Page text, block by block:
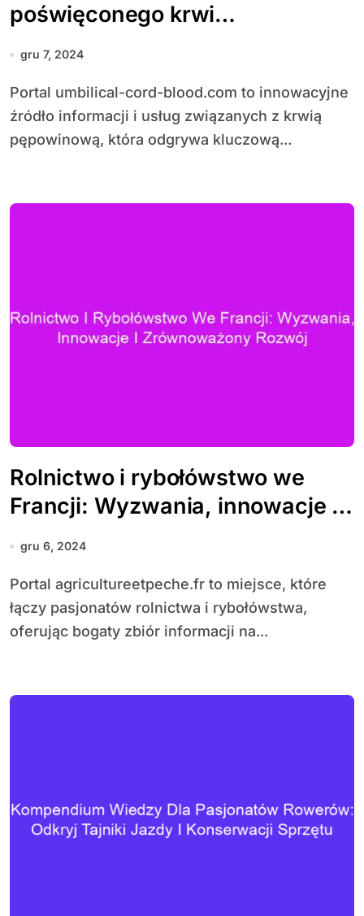
poświęconego krwi
pępowinowej
gru 7, 2024
Portal umbilical-cord-blood.com to innowacyjne
źródło informacji i usług związanych z krwią
pępowinową, która odgrywa kluczową...
Rolnictwo i rybołówstwo we
Francji: Wyzwania, innowacje i
zrównoważony rozwój
gru 6, 2024
Portal agricultureetpeche.fr to miejsce, które
łączy pasjonatów rolnictwa i rybołówstwa,
oferując bogaty zbiór informacji na...